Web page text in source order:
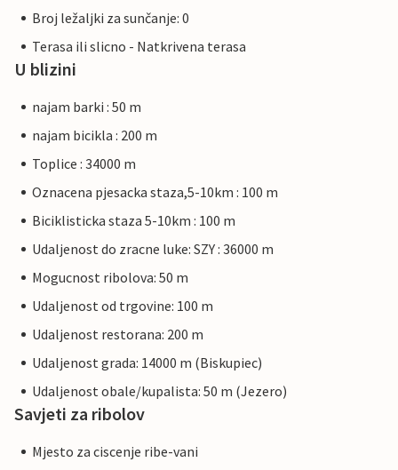
Broj ležaljki za sunčanje: 0
Terasa ili slicno - Natkrivena terasa
U blizini
najam barki : 50 m
najam bicikla : 200 m
Toplice : 34000 m
Oznacena pjesacka staza,5-10km : 100 m
Biciklisticka staza 5-10km : 100 m
Udaljenost do zracne luke: SZY : 36000 m
Mogucnost ribolova: 50 m
Udaljenost od trgovine: 100 m
Udaljenost restorana: 200 m
Udaljenost grada: 14000 m (Biskupiec)
Udaljenost obale/kupalista: 50 m (Jezero)
Savjeti za ribolov
Mjesto za ciscenje ribe-vani